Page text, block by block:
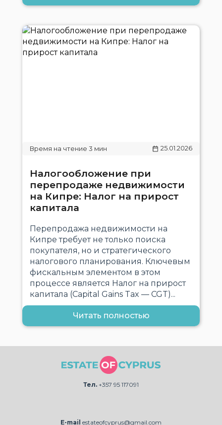
25.01.2026
Налогообложение при
перепродаже недвижимости
на Кипре: Налог на прирост
капитала
Перепродажа недвижимости на
Кипре требует не только поиска
покупателя, но и стратегического
налогового планирования. Ключевым
фискальным элементом в этом
процессе является Налог на прирост
капитала (Capital Gains Tax — CGT)...
Читать полностью
Тел. +357 95 117091
E-mail estateofcyprus@gmail.com